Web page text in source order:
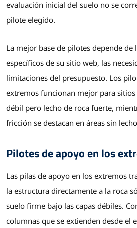
evaluación inicial del suelo no se
pilote elegido.
La mejor base de pilotes depende de
específicos de su sitio web, las
limitaciones del presupuesto. Los
extremos funcionan mejor para
débil pero lecho de roca fuerte,
fricción se destacan en áreas sin
Pilotes de apoyo en los
Las pilas de apoyo en los extremos
la estructura directamente a la roca
suelo firme bajo las capas débiles.
columnas que se extienden desde el